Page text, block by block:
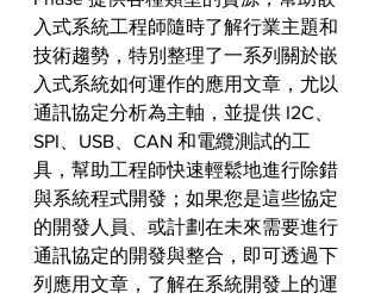
入式系統工程師隨時了解行業主題和
技術趨勢，特別整理了一系列關於嵌
入式系統如何運作的應用文章，尤以
通訊協定分析為主軸，並提供 I2C、
SPI、USB、CAN 和電纜測試的工
具，幫助工程師快速輕鬆地進行除錯
與系統程式開發；如果您是這些協定
的開發人員、或計劃在未來需要進行
通訊協定的開發與整合，即可透過下
列應用文章，了解在系統開發上的運